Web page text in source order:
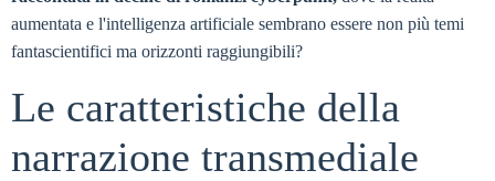
aumentata e l'intelligenza artificiale sembrano essere non più temi
fantascientifici ma orizzonti raggiungibili?
Le caratteristiche della
narrazione transmediale